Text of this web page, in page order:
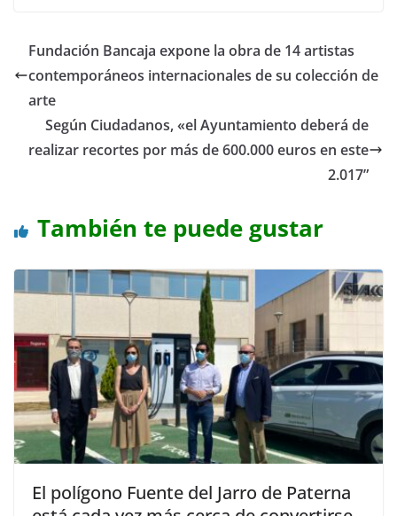
Fundación Bancaja expone la obra de 14 artistas
contemporáneos internacionales de su colección de
arte
Según Ciudadanos, «el Ayuntamiento deberá de
realizar recortes por más de 600.000 euros en este
2.017”
También te puede gustar
El polígono Fuente del Jarro de Paterna